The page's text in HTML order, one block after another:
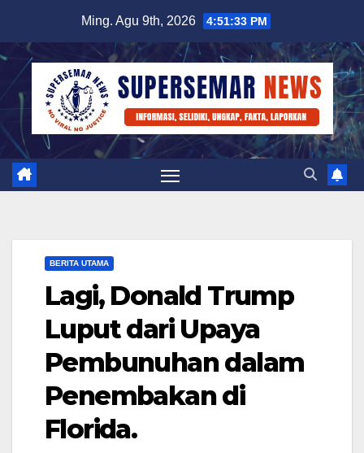
content
Ming. Agu 9th, 2026 4:51:33 PM
BERITA UTAMA
Lagi, Donald Trump
Luput dari Upaya
Pembunuhan dalam
Penembakan di
Florida.